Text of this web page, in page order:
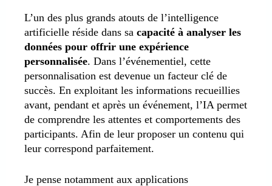
L’un des plus grands atouts de l’intelligence
artificielle réside dans sa capacité à analyser les
données pour offrir une expérience
personnalisée. Dans l’événementiel, cette
personnalisation est devenue un facteur clé de
succès. En exploitant les informations recueillies
avant, pendant et après un événement, l’IA permet
de comprendre les attentes et comportements des
participants. Afin de leur proposer un contenu qui
leur correspond parfaitement.
Je pense notamment aux applications